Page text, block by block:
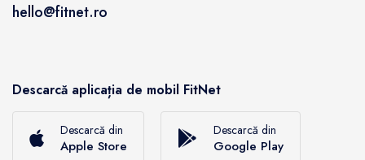
hello@fitnet.ro
Descarcă aplicația de mobil FitNet
Descarcă din
Apple Store
Descarcă din
Google Play